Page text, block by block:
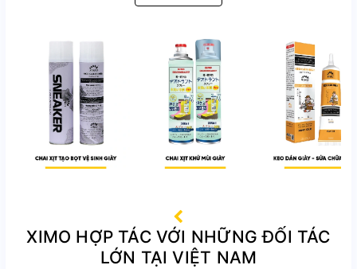
XIMO HỢP TÁC VỚI NHỮNG ĐỐI TÁC
LỚN TẠI VIỆT NAM